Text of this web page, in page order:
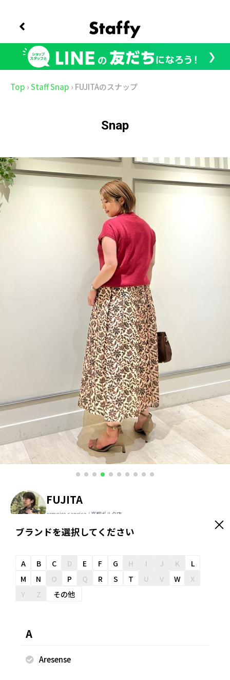
Top ›Staff Snap › FUJITAのスナップ
Snap
FUJITA
armoire caprice / 京都ポルタ店
友だち追加
ご覧いただきありがとうございます♡ 《ニット》 山形ニッ
ており、 麻のようなサラッとしたシャリ感のある仕上がり
ブランドを選択してください
A B C D E F G H I J K
L
M
N O P Q R S T U V W
X
Y
Z その他
A
Aresense